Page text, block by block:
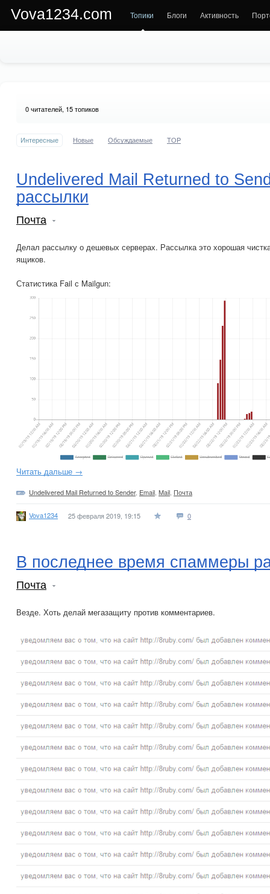
Vova1234.com Топики Блоги Активность
0читателей, 15 топиков
Интересные Новые Обсуждаемые TOP
Undelivered Mail Returned to
рассылки
Почта
Делал рассылку о дешевых серверах. Рассылка это хорошая
ящиков.
Статистика Fail с Mailgun:
Читать дальше →
Undelivered Mail Returned to Sender, Email Mail Почта
Vova1234 25 февраля 2019, 19:15 0
В последнее время спаммеры
Почта
Везде. Хоть делай мегазащиту против комментариев.